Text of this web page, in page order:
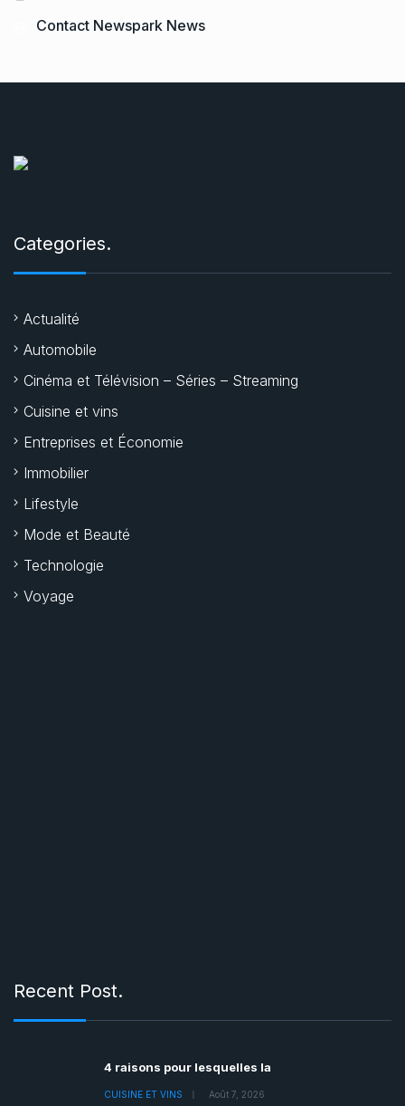
Contact Newspark News
Categories.
Actualité
Automobile
Cinéma et Télévision – Séries – Streaming
Cuisine et vins
Entreprises et Économie
Immobilier
Lifestyle
Mode et Beauté
Technologie
Voyage
Recent Post.
4 raisons pour lesquelles la
CUISINE ET VINS Août 7, 2026